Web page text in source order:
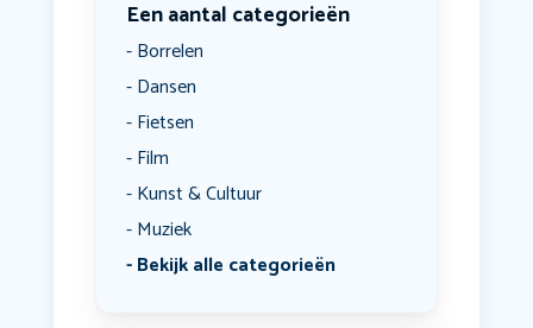
Een aantal categorieën
Borrelen
Dansen
Fietsen
Film
Kunst & Cultuur
Muziek
Bekijk alle categorieën